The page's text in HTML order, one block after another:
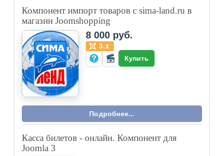
Компонент импорт товаров с sima-land.ru в
магазин Joomshopping
8 000 руб.
Купить
Подробнее...
Касса билетов - онлайн. Компонент для
Joomla 3